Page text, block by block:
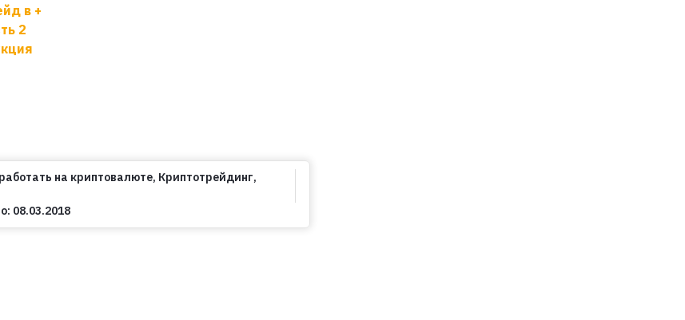
в +
2
на криптовалюте, Криптотрейдинг,
08.03.2018